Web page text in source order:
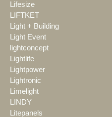
Lifesize
LIFTKET
Light + Building
Light Event
lightconcept
Lightlife
Lightpower
Lightronic
Limelight
LINDY
Litepanels